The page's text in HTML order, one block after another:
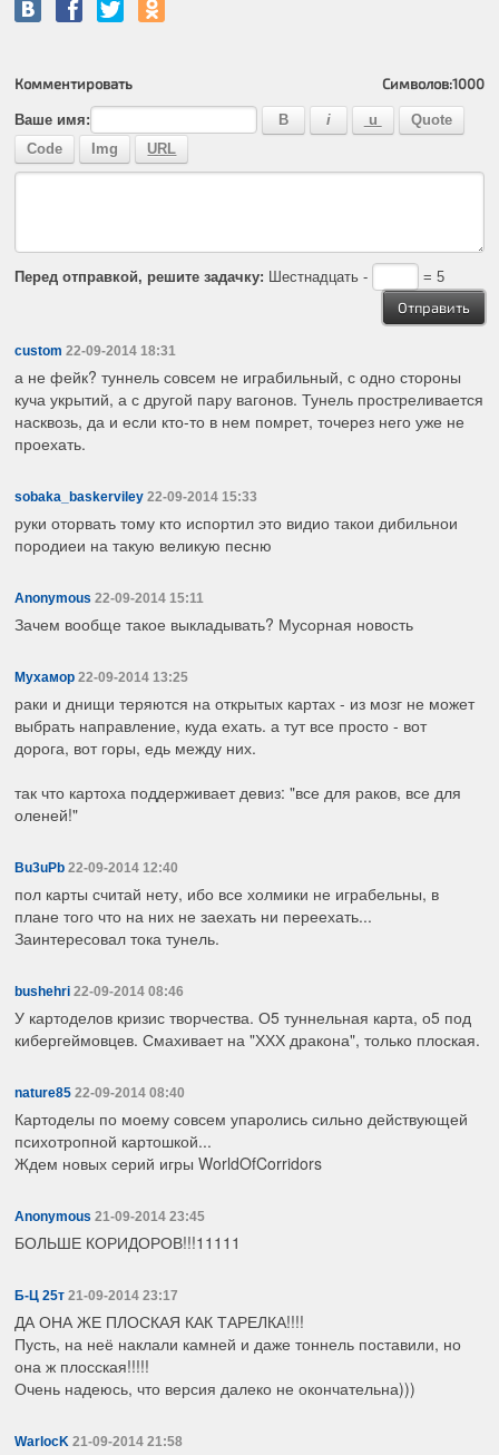
Комментировать Символов:1000
Ваше имя:
Перед отправкой, решите задачку: Шестнадцать - = 5
custom 22-09-2014 18:31
а не фейк? туннель совсем не играбильный, с одно стороны
куча укрытий, а с другой пару вагонов. Тунель простреливается
насквозь, да и если кто-то в нем помрет, точерез него уже не
проехать.
sobaka_baskerviley 22-09-2014 15:33
руки оторвать тому кто испортил это видио такои дибильнои
породиеи на такую великую песню
Anonymous 22-09-2014 15:11
Зачем вообще такое выкладывать? Мусорная новость
Мухамор 22-09-2014 13:25
раки и днищи теряются на открытых картах - из мозг не может
выбрать направление, куда ехать. а тут все просто - вот
дорога, вот горы, едь между них.
так что картоха поддерживает девиз: "все для раков, все для
оленей!"
Bu3uPb 22-09-2014 12:40
пол карты считай нету, ибо все холмики не играбельны, в
плане того что на них не заехать ни переехать...
Заинтересовал тока тунель.
bushehri 22-09-2014 08:46
У картоделов кризис творчества. О5 туннельная карта, о5 под
кибергеймовцев. Смахивает на "ХХХ дракона", только плоская.
nature85 22-09-2014 08:40
Картоделы по моему совсем упаролись сильно действующей
психотропной картошкой...
Ждем новых серий игры WorldOfCorridors
Anonymous 21-09-2014 23:45
БОЛЬШЕ КОРИДОРОВ!!!11111
Б-Ц 25т 21-09-2014 23:17
ДА ОНА ЖЕ ПЛОСКАЯ КАК ТАРЕЛКА!!!!
Пусть, на неё наклали камней и даже тоннель поставили, но
она ж плосская!!!!!
Очень надеюсь, что версия далеко не окончательна)))
WarlocK 21-09-2014 21:58